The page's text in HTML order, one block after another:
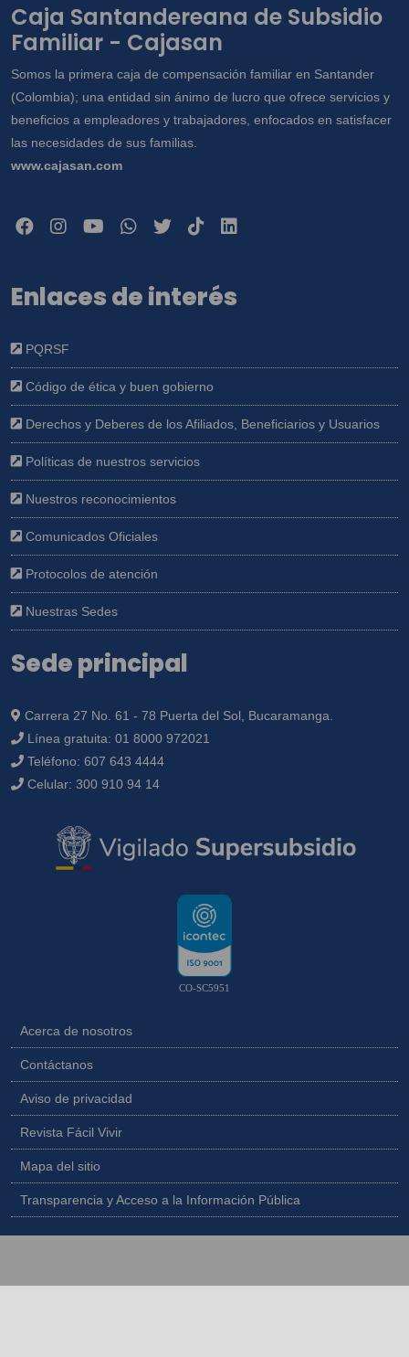
Caja Santandereana de Subsidio
Familiar - Cajasan
Somos la primera caja de compensación familiar en Santander
(Colombia); una entidad sin ánimo de lucro que ofrece servicios y
beneficios a empleadores y trabajadores, enfocados en satisfacer
las necesidades de sus familias.
www.cajasan.com
Enlaces de interés
PQRSF
Código de ética y buen gobierno
Derechos y Deberes de los Afiliados, Beneficiarios y Usuarios
Políticas de nuestros servicios
Nuestros reconocimientos
Comunicados Oficiales
Protocolos de atención
Nuestras Sedes
Sede principal
Carrera 27 No. 61 - 78 Puerta del Sol, Bucaramanga.
Línea gratuita: 01 8000 972021
Teléfono: 607 643 4444
Celular: 300 910 94 14
CO-SC5951
Acerca de nosotros
Contáctanos
Aviso de privacidad
Revista Fácil Vivir
Mapa del sitio
Transparencia y Acceso a la Información Pública